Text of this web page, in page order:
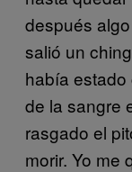
después
salió un
había
de la sangre
rasgado el
morir. Yo me